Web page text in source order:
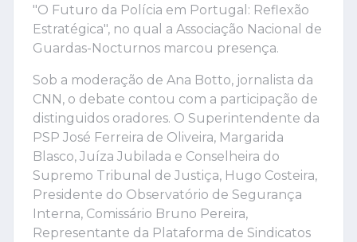
"O Futuro da Polícia em Portugal: Reflexão
Estratégica", no qual a Associação Nacional de
Guardas-Nocturnos marcou presença.
Sob a moderação de Ana Botto, jornalista da
CNN, o debate contou com a participação de
distinguidos oradores. O Superintendente da
PSP José Ferreira de Oliveira, Margarida
Blasco, Juíza Jubilada e Conselheira do
Supremo Tribunal de Justiça, Hugo Costeira,
Presidente do Observatório de Segurança
Interna, Comissário Bruno Pereira,
Representante da Plataforma de Sindicatos